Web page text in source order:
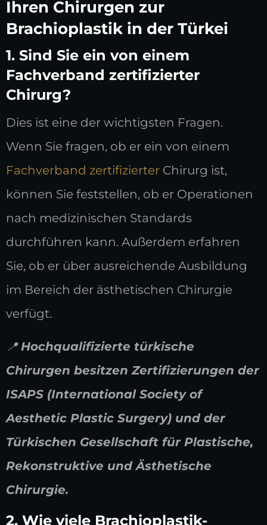
Ihren Chirurgen zur
Brachioplastik in der Türkei
1. Sind Sie ein von einem
Fachverband zertifizierter
Chirurg?
Dies ist eine der wichtigsten Fragen.
Wenn Sie fragen, ob er ein von einem
Fachverband zertifizierter Chirurg ist,
können Sie feststellen, ob er Operationen
nach medizinischen Standards
durchführen kann. Außerdem erfahren
Sie, ob er über ausreichende Ausbildung
im Bereich der ästhetischen Chirurgie
verfügt.
📍Hochqualifizierte türkische
Chirurgen besitzen Zertifizierungen der
ISAPS (International Society of
Aesthetic Plastic Surgery) und der
Türkischen Gesellschaft für Plastische,
Rekonstruktive und Ästhetische
Chirurgie.
2. Wie viele Brachioplastik-